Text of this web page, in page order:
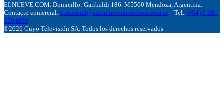
ELNUEVE.COM. Domicillo: Garibaldi 186. M5500 Mendoza, Argentina.
Contacto comercial: comercial@canalnuevemendoza.com.ar – Tel: +(54) 9 261
4204020
©2026 Cuyo Televisión SA. Todos los derechos reservados